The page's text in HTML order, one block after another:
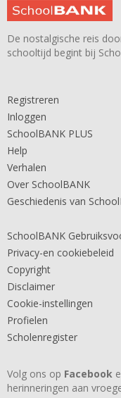
De nostalgische reis
schooltijd begint bij
Registreren
Inloggen
SchoolBANK PLUS
Help
Verhalen
Over SchoolBANK
Geschiedenis van
SchoolBANK
Privacy-en cookiebeleid
Copyright
Disclaimer
Cookie-instellingen
Profielen
Scholenregister
Volg ons op Facebook
herinneringen aan